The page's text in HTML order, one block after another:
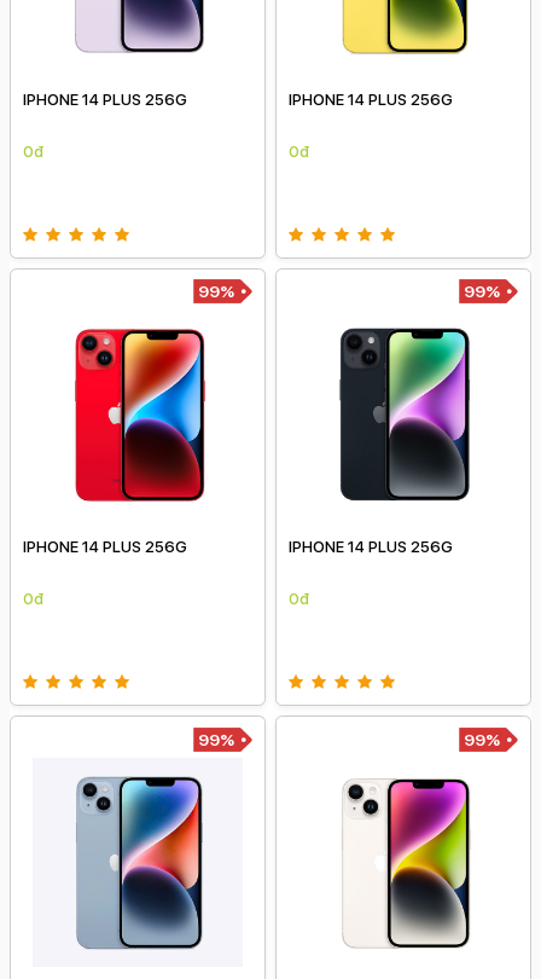
IPHONE 14 PLUS 256G
0đ
IPHONE 14 PLUS 256G
0đ
99%
IPHONE 14 PLUS 256G
0đ
99%
IPHONE 14 PLUS 256G
0đ
99% 99%